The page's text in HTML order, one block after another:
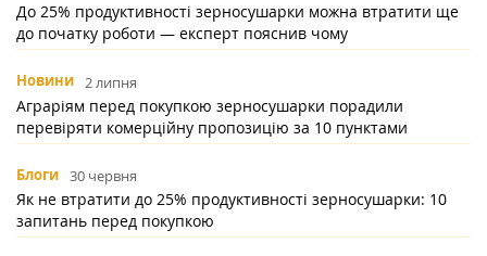
До 25% продуктивності зерносушарки можна втратити ще
до початку роботи — експерт пояснив чому
Новини 2 липня
Аграріям перед покупкою зерносушарки порадили
перевіряти комерційну пропозицію за 10 пунктами
Блоги 30 червня
Як не втратити до 25% продуктивності зерносушарки: 10
запитань перед покупкою